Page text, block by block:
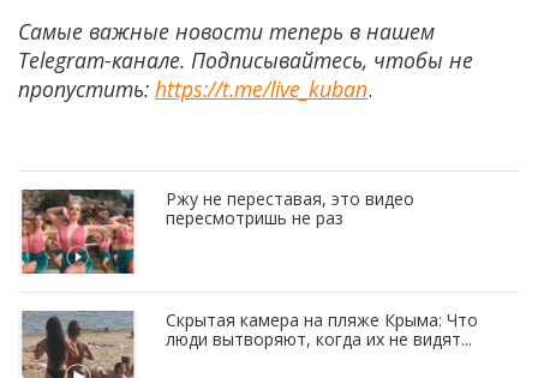
Самые важные новости теперь в нашем
Telegram-канале. Подписывайтесь, чтобы не
пропустить: https://t.me/live_kuban.
Ржу не переставая, это видео
пересмотришь не раз
Скрытая камера на пляже Крыма: Что
люди вытворяют, когда их не видят...